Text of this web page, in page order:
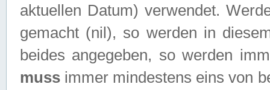
aktuellen Datum) verwendet.
gemacht (nil), so werden in
beides angegeben, so werden
muss immer mindestens eins von